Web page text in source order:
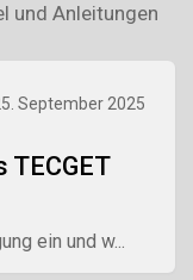
und Anleitungen
September 2025
ein und w...